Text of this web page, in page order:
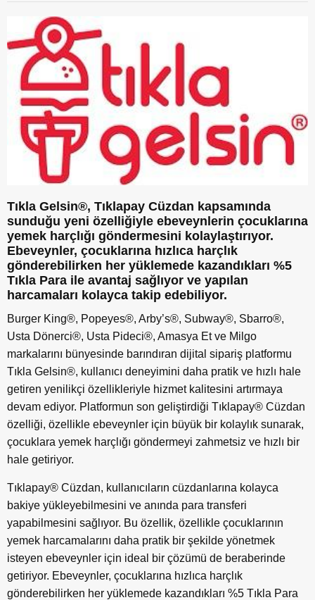
Tıkla Gelsin®, Tıklapay Cüzdan kapsamında
sunduğu yeni özelliğiyle ebeveynlerin çocuklarına
yemek harçlığı göndermesini kolaylaştırıyor.
Ebeveynler, çocuklarına hızlıca harçlık
gönderebilirken her yüklemede kazandıkları %5
Tıkla Para ile avantaj sağlıyor ve yapılan
harcamaları kolayca takip edebiliyor.
Burger King®, Popeyes®, Arby’s®, Subway®, Sbarro®,
Usta Dönerci®, Usta Pideci®, Amasya Et ve Milgo
markalarını bünyesinde barındıran dijital sipariş platformu
Tıkla Gelsin®, kullanıcı deneyimini daha pratik ve hızlı hale
getiren yenilikçi özellikleriyle hizmet kalitesini artırmaya
devam ediyor. Platformun son geliştirdiği Tıklapay® Cüzdan
özelliği, özellikle ebeveynler için büyük bir kolaylık sunarak,
çocuklara yemek harçlığı göndermeyi zahmetsiz ve hızlı bir
hale getiriyor.
Tıklapay® Cüzdan, kullanıcıların cüzdanlarına kolayca
bakiye yükleyebilmesini ve anında para transferi
yapabilmesini sağlıyor. Bu özellik, özellikle çocuklarının
yemek harcamalarını daha pratik bir şekilde yönetmek
isteyen ebeveynler için ideal bir çözümü de beraberinde
getiriyor. Ebeveynler, çocuklarına hızlıca harçlık
gönderebilirken her yüklemede kazandıkları %5 Tıkla Para